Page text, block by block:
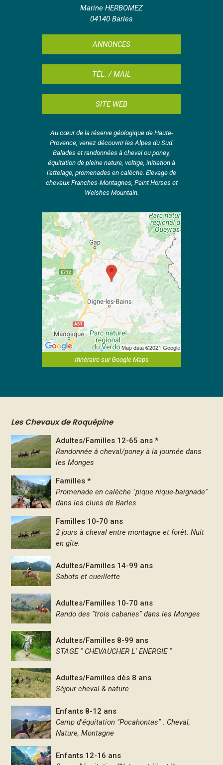
Marine HERBOMEZ
04140 Barles
ANNONCES
TÉL. / MAIL
SITE WEB
Au cœur de la réserve géologique de Haute-
Provence, venez découvrir les Alpes du Sud.
Balades et randonnées à cheval ou poney,
équitation de pleine nature, voltige, initiation à
l'attelage, promenades en calèche. Elevage de
chevaux Franches-Montagnes, Paint Horses et
Welshes Mountain.
Itinéraire sur Google Maps
Les Chevaux de Roquépine
Adultes/Familles 12-65 ans *
Randonnée à cheval/poney à la journée dans
les Monges
Familles *
Promenade en calèche "pique nique-baignade"
dans les clues de Barles
Familles 10-70 ans
2 jours à cheval entre montagne et forêt. Nuit
en gîte.
Adultes/Familles 14-99 ans
Sabots et cueillette
Adultes/Familles 10-70 ans
Rando des "trois cabanes" dans les Monges
Adultes/Familles 8-99 ans
STAGE " CHEVAUCHER L' ENERGIE "
Adultes/Familles dès 8 ans
Séjour cheval & nature
Enfants 8-12 ans
Camp d'équitation "Pocahontas" : Cheval,
Nature, Montagne
Enfants 12-16 ans